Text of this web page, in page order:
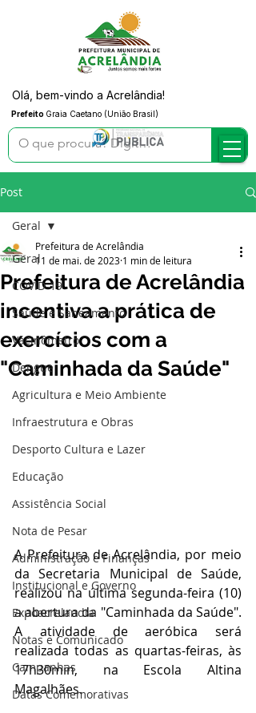
Prefeito Graia Caetano (União Brasil)
Olá, bem-vindo a Acrelândia!
Post
Geral
COVID-19
Saúde e Saneamento
Vacinômetro
Dengue
Agricultura e Meio Ambiente
Infraestrutura e Obras
Desporto Cultura e Lazer
Educação
Assistência Social
Nota de Pesar
Administração e Finanças
Institucional e Governo
Expoacrelandia
Notas e Comunicado
Campanhas
Datas Comemorativas
Geral
Prefeitura de Acrelândia
incentiva a prática de
exercícios com a
"Caminhada da Saúde"
Prefeitura de Acrelândia
11 de mai. de 2023 1 min de leitura
A Prefeitura de Acrelândia, por meio
da Secretaria Municipal de Saúde,
realizou na última segunda-feira (10)
a abertura da "Caminhada da Saúde".
A atividade de aeróbica será
realizada todas as quartas-feiras, às
17h30min, na Escola Altina
Magalhães.